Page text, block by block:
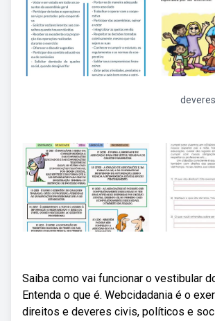
Saiba como vai funcionar o vestibular
Entenda o que é. Webcidadania é o
direitos e deveres civis, políticos e